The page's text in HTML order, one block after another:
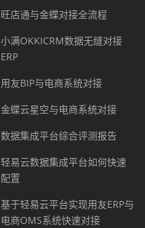
旺店通与金蝶对接全流程
小满OKKICRM数据无缝对接
ERP
用友BIP与电商系统对接
金蝶云星空与电商系统对接
数据集成平台综合评测报告
轻易云数据集成平台如何快速
配置
基于轻易云平台实现用友ERP与
电商OMS系统快速对接